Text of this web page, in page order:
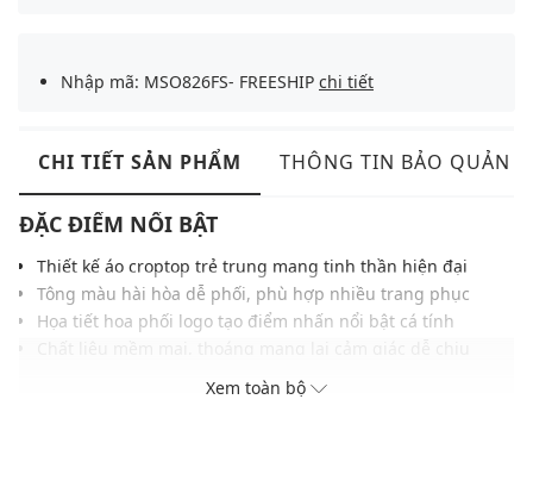
Nhập mã: MSO826FS- FREESHIP chi tiết
CHI TIẾT SẢN PHẨM THÔNG TIN BẢO QUẢN
ĐẶC ĐIỂM NỔI BẬT
Thiết kế áo croptop trẻ trung mang tinh thần hiện đại
Tông màu hài hòa dễ phối, phù hợp nhiều trang phục
Họa tiết hoa phối logo tạo điểm nhấn nổi bật cá tính
Kiểu tay ngắn gọn gàng hỗ trợ chuyển động linh hoạt
Đường may chắc chắn tỉ mỉ giữ tổng thể luôn bền đẹp
Xem toàn bộ